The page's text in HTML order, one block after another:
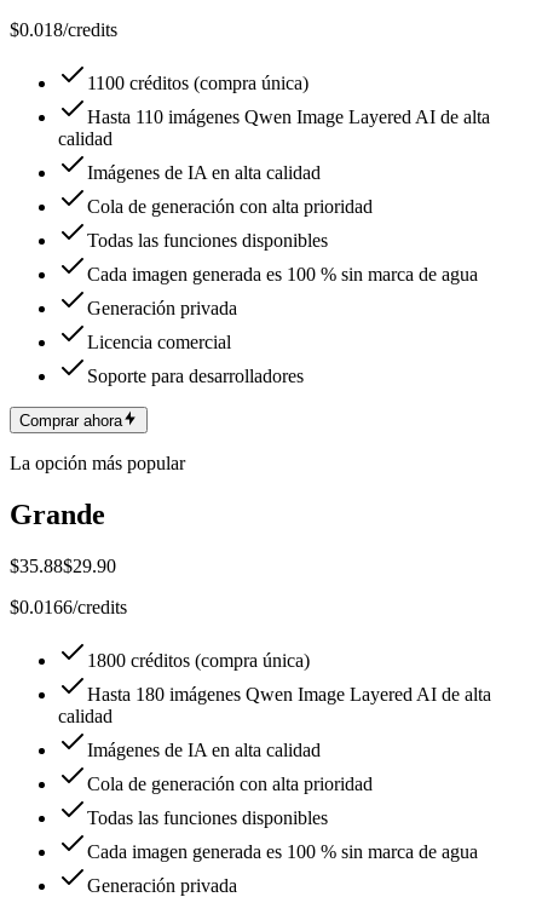
$0.018/credits
1100 créditos (compra única)
Hasta 110 imágenes Qwen Image Layered AI de alta
calidad
Imágenes de IA en alta calidad
Cola de generación con alta prioridad
Todas las funciones disponibles
Cada imagen generada es 100 % sin marca de agua
Generación privada
Licencia comercial
Soporte para desarrolladores
Comprar ahora
La opción más popular
Grande
$35.88$29.90
$0.0166/credits
1800 créditos (compra única)
Hasta 180 imágenes Qwen Image Layered AI de alta
calidad
Imágenes de IA en alta calidad
Cola de generación con alta prioridad
Todas las funciones disponibles
Cada imagen generada es 100 % sin marca de agua
Generación privada